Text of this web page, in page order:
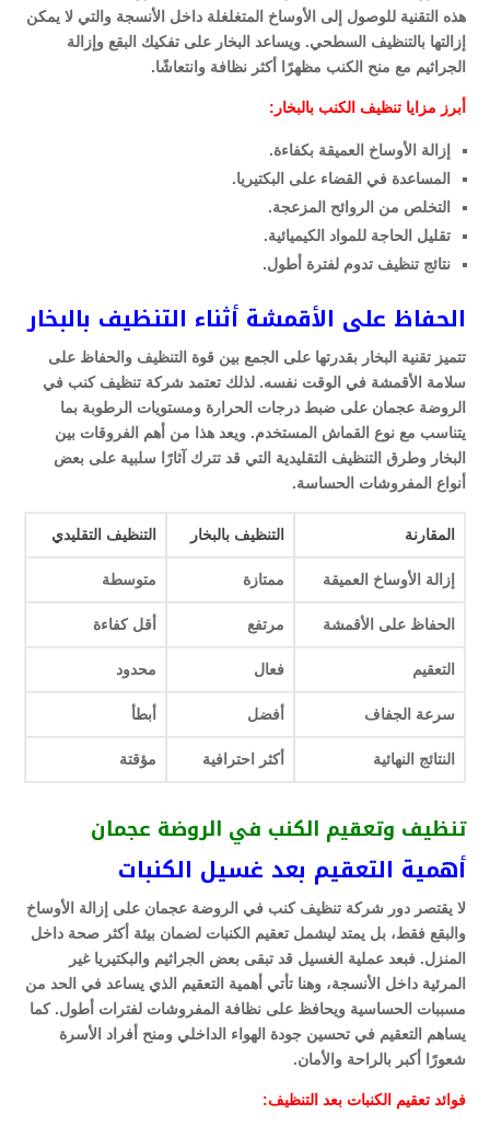
هذه التقنية للوصول إلى الأوساخ المتغلغلة داخل الأنسجة والتي لا يمكن
إزالتها بالتنظيف السطحي. ويساعد البخار على تفكيك البقع وإزالة
الجراثيم مع منح الكنب مظهرًا أكثر نظافة وانتعاشًا.
أبرز مزايا تنظيف الكنب بالبخار:
إزالة الأوساخ العميقة بكفاءة.
المساعدة في القضاء على البكتيريا.
التخلص من الروائح المزعجة.
تقليل الحاجة للمواد الكيميائية.
نتائج تنظيف تدوم لفترة أطول.
الحفاظ على الأقمشة أثناء التنظيف بالبخار
تتميز تقنية البخار بقدرتها على الجمع بين قوة التنظيف والحفاظ على
سلامة الأقمشة في الوقت نفسه. لذلك تعتمد شركة تنظيف كنب في
الروضة عجمان على ضبط درجات الحرارة ومستويات الرطوبة بما
يتناسب مع نوع القماش المستخدم. ويعد هذا من أهم الفروقات بين
البخار وطرق التنظيف التقليدية التي قد تترك آثارًا سلبية على بعض
أنواع المفروشات الحساسة.
المقارنة التنظيف بالبخار التنظيف التقليدي
إزالة الأوساخ العميقة ممتازة متوسطة
الحفاظ على الأقمشة مرتفع أقل كفاءة
التعقيم فعال محدود
سرعة الجفاف أفضل أبطأ
النتائج النهائية أكثر احترافية مؤقتة
تنظيف وتعقيم الكنب في الروضة عجمان
أهمية التعقيم بعد غسيل الكنبات
لا يقتصر دور شركة تنظيف كنب في الروضة عجمان على إزالة الأوساخ
والبقع فقط، بل يمتد ليشمل تعقيم الكنبات لضمان بيئة أكثر صحة داخل
المنزل. فبعد عملية الغسيل قد تبقى بعض الجراثيم والبكتيريا غير
المرئية داخل الأنسجة، وهنا تأتي أهمية التعقيم الذي يساعد في الحد من
مسببات الحساسية ويحافظ على نظافة المفروشات لفترات أطول. كما
يساهم التعقيم في تحسين جودة الهواء الداخلي ومنح أفراد الأسرة
شعورًا أكبر بالراحة والأمان.
فوائد تعقيم الكنبات بعد التنظيف: